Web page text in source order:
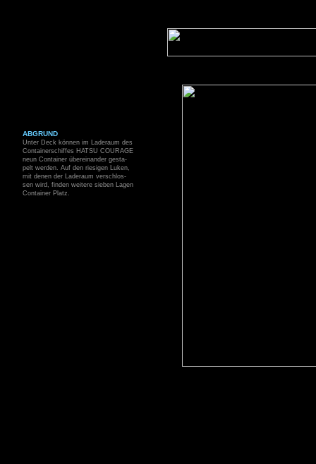
ABGRUND
Unter Deck können im Laderaum des
Containerschiffes HATSU COURAGE
neun Container übereinander gesta-
pelt werden. Auf den riesigen Luken,
mit denen der Laderaum verschlos-
sen wird, finden weitere sieben Lagen
Container Platz.